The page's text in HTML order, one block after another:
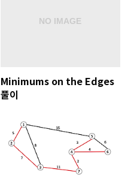
Minimums on the Edges
풀이